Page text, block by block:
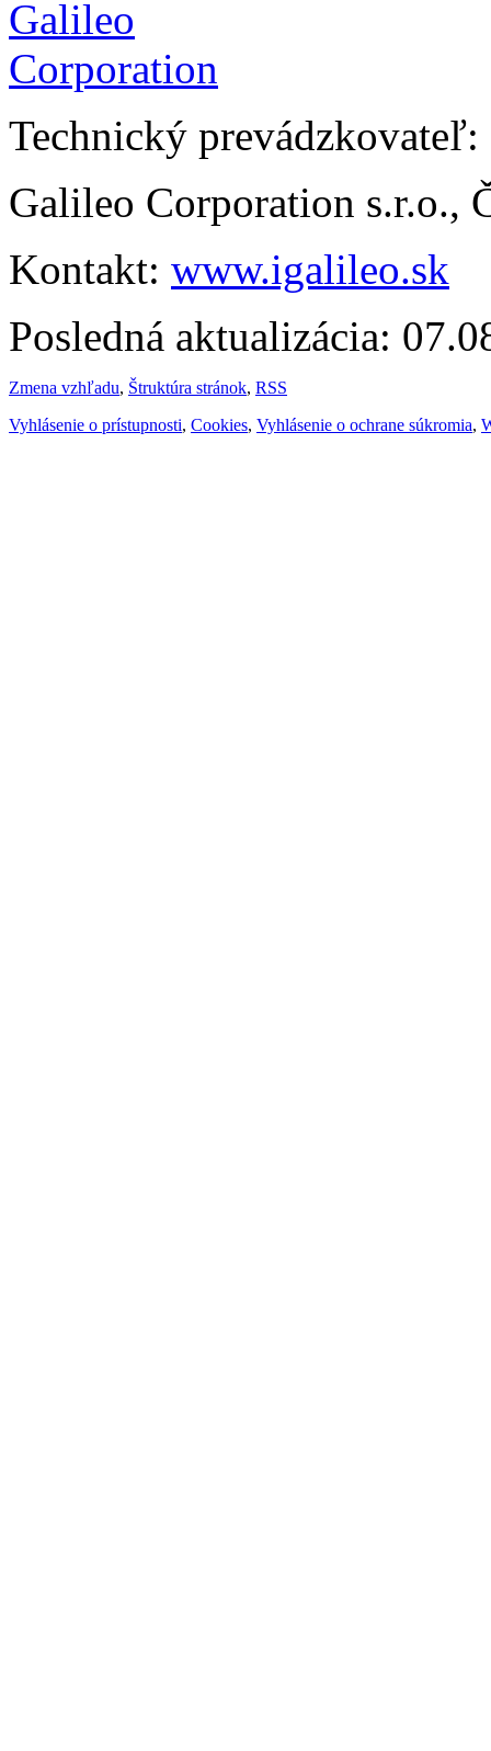
Technický prevádzkovateľ:
Galileo Corporation s.r.o.,
Kontakt: www.igalileo.sk
Posledná aktualizácia:
Zmena vzhľadu, Štruktúra stránok, RSS
Vyhlásenie o prístupnosti, Cookies, Vyhlásenie o ochrane súkromia,